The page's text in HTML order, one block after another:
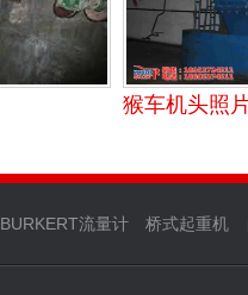
猴车机头照
BURKERT流量计 桥式起重机